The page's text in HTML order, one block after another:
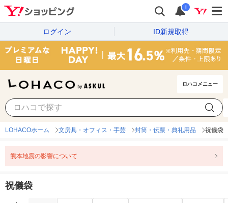
i
ログイン ID新規取得
ロハコメニュー
中袋の有無
LOHACOホーム 文房具・オフィス・手芸 封筒・伝票・典礼用品 祝儀袋
熊本地震の影響について
祝儀袋